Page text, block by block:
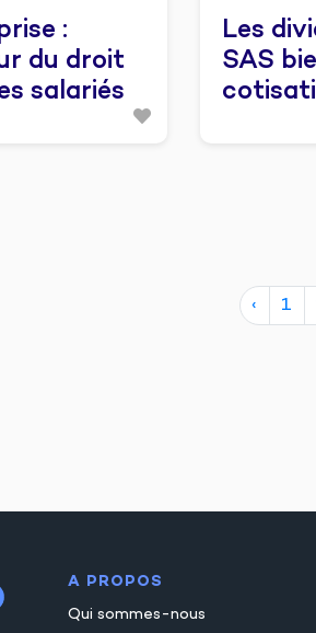
:
du droit
salariés
Les
SAS
‹ 1
A PROPOS
Qui sommes-nous